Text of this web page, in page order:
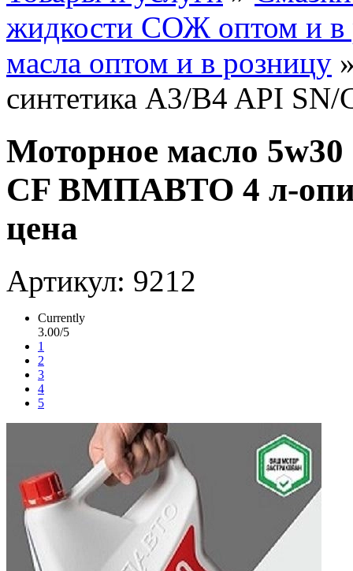
жидкости СОЖ оптом и в
масла оптом и в розницу
синтетика A3/B4 API
Моторное масло
CF ВМПАВТО 4 л-
цена
Артикул: 9212
Currently
3.00/5
1
2
3
4
5